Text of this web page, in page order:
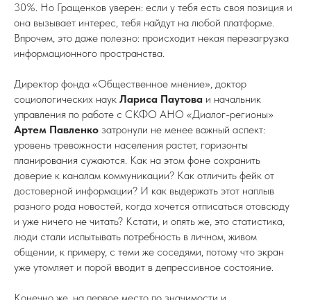
30%. Но Гращенков уверен: если у тебя есть своя позиция и
она вызывает интерес, тебя найдут на любой платформе.
Впрочем, это даже полезно: происходит некая перезагрузка
информационного пространства.
Директор фонда «Общественное мнение», доктор
социологических наук Лариса Паутова и начальник
управления по работе с СКФО АНО «Диалог-регионы»
Артем Павленко затронули не менее важный аспект:
уровень тревожности населения растет, горизонты
планирования сужаются. Как на этом фоне сохранить
доверие к каналам коммуникации? Как отличить фейк от
достоверной информации? И как выдержать этот наплыв
разного рода новостей, когда хочется отписаться отовсюду
и уже ничего не читать? Кстати, и опять же, это статистика,
люди стали испытывать потребность в личном, живом
общении, к примеру, с теми же соседями, потому что экран
уже утомляет и порой вводит в депрессивное состояние.